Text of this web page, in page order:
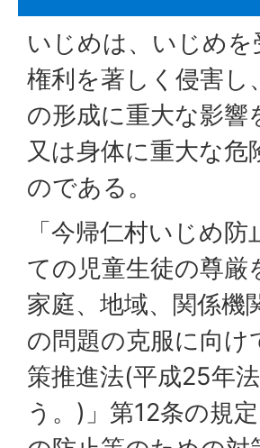
いじめは、いじめ
権利を著しく侵害し
の形成に重大な影
又は身体に重大な
のである。
「今帰仁村いじめ
ての児童生徒の尊
家庭、地域、関係機
の問題の克服に向
策推進法(平成25年
う。)」第12条の規